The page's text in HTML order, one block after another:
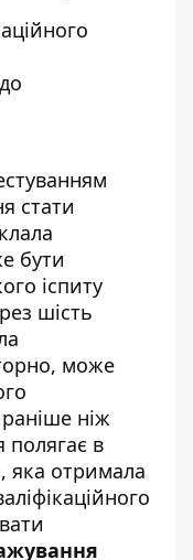
стати
бути
іспиту
шість
може
раніше ніж
полягає в
яка отримала